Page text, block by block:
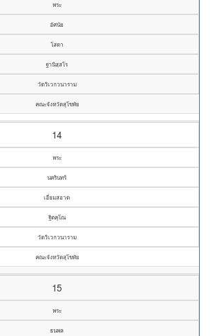
พระ
อัศนัย
โสดา
ฐานิสฺสโร
วัดวิเวกวนาราม
คณะจังหวัดสุโขทัย
14
พระ
นครินทร์
เอี่ยมสอาด
ฐิตคุโณ
วัดวิเวกวนาราม
คณะจังหวัดสุโขทัย
15
พระ
ธนพล